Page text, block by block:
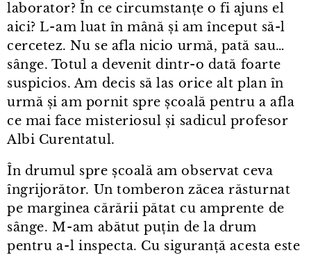
laborator? În ce circumstanțe o fi ajuns el
aici? L⁠-⁠am luat în mână și am început să-l
cercetez. Nu se afla nicio urmă, pată sau…
sânge. Totul a devenit dintr⁠-⁠o dată foarte
suspicios. Am decis să las orice alt plan în
urmă și am pornit spre școală pentru a afla
ce mai face misteriosul și sadicul profesor
Albi Curentatul.
În drumul spre școală am observat ceva
îngrijorător. Un tomberon zăcea răsturnat
pe marginea cărării pătat cu amprente de
sânge. M⁠-⁠am abătut puțin de la drum
pentru a⁠-⁠l inspecta. Cu siguranță acesta este